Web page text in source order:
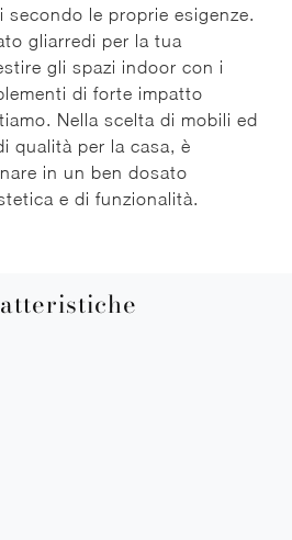
secondo le proprie esigenze.
gliarredi per la tua
gli spazi indoor con i
di forte impatto
Nella scelta di mobili ed
qualità per la casa, è
in un ben dosato
e di funzionalità.